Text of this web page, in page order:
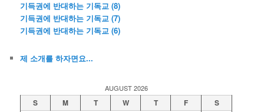
기득권에 반대하는 기독교 (8)
기득권에 반대하는 기독교 (7)
기득권에 반대하는 기독교 (6)
제 소개를 하자면요...
AUGUST 2026
S M T W T F S